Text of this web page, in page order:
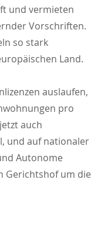
und vermieten
Vorschriften.
so stark
Land.
auslaufen,
pro
auch
und auf nationaler
Autonome
Gerichtshof um die